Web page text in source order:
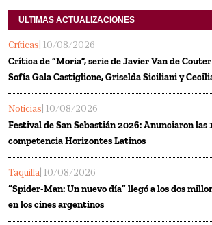
ULTIMAS ACTUALIZACIONES
Críticas | 10/08/2026
Crítica de “Moria”, serie de Javier Van de
Sofía Gala Castiglione, Griselda Siciliani y
Noticias | 10/08/2026
Festival de San Sebastián 2026: Anunciaron las
competencia Horizontes Latinos
Taquilla | 10/08/2026
“Spider-Man: Un nuevo día” llegó a los dos
en los cines argentinos